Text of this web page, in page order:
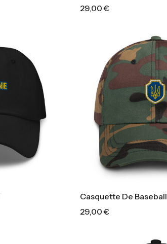
29,00€
Casquette De Baseball
29,00€